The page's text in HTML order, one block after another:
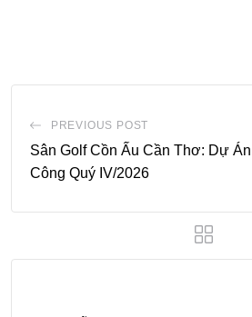
PREVIOUS POST
Sân Golf Cồn Ấu Cần Thơ: Dự
Công Quý IV/2026